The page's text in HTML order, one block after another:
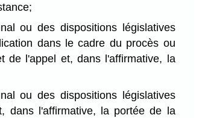
ou des dispositions législatives
dans le cadre du procès ou
de l'appel et, dans l'affirmative, la
ou des dispositions législatives
dans l'affirmative, la portée de la